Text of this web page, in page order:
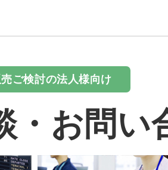
ご検討の法人様向け
・お問い